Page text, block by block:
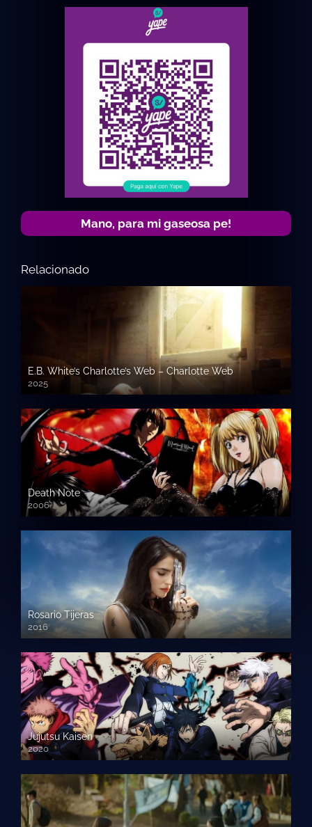
Mano, para mi gaseosa pe!
Relacionado
E.B. White’s Charlotte’s Web – Charlotte Web
2025
Death Note
2006
Rosario Tijeras
2016
Jujutsu Kaisen
2020